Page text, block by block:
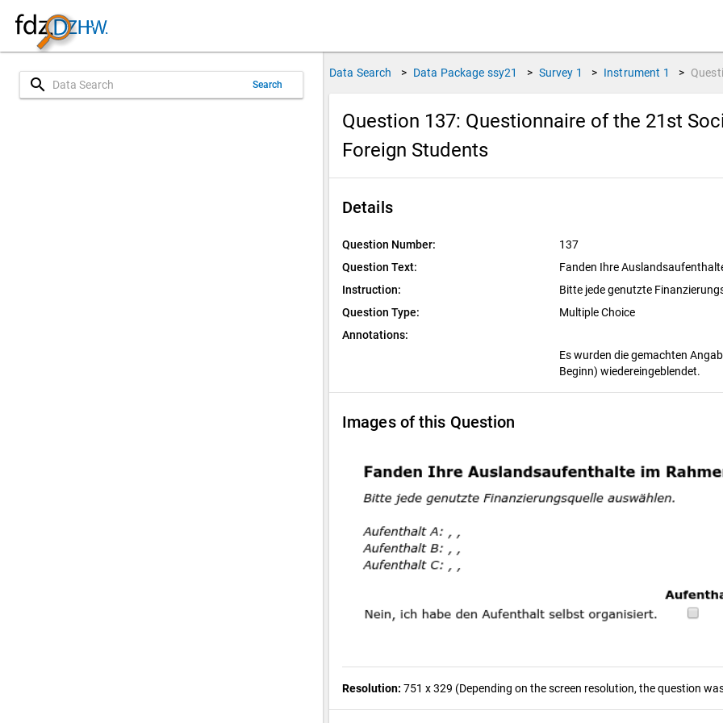
search Search
Data Search > Data Package ssy21 > Survey 1 > Instrument 1 >
Question 137: Questionnaire of the 21st
Foreign Students
Details
Question Number:
137
Question Text:
Fanden Ihre
Instruction:
Bitte jede genutzte
Question Type:
Multiple Choice
Annotations:
Es wurden die gemachten
Beginn) wiedereingeblendet.
Images of this Question
Resolution: 751 x 329 (Depending on the screen resolution, the question